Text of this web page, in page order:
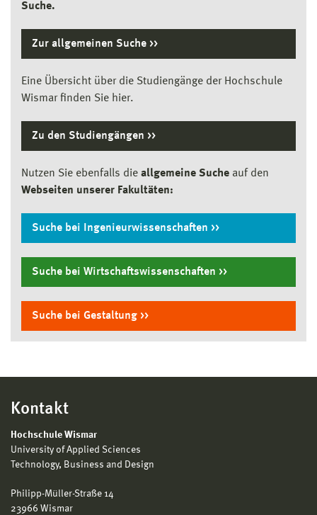
Suche.
Zur allge­meinen Suche
Eine Übersicht über die Studiengänge der Hochschule
Wismar finden Sie hier.
Zu den Studien­gängen
Nutzen Sie ebenfalls die allgemeine Suche auf den
Webseiten unserer Fakultäten:
Suche bei Ingenieur­wissen­schaften
Suche bei Wirtschafts­wissen­schaften
Suche bei Gestaltung
Kontakt
Hochschule Wismar
University of Applied Sciences
Technology, Business and Design
Philipp-Müller-Straße 14
23966 Wismar